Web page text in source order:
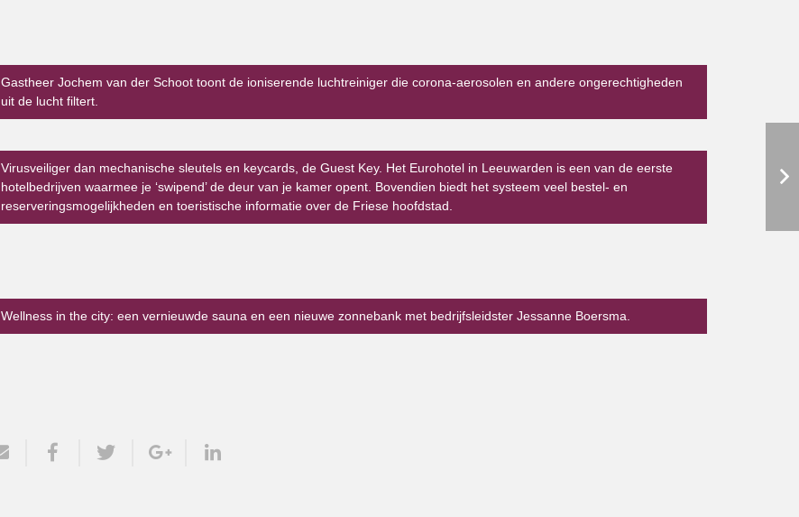
Gastheer Jochem van der Schoot toont de ioniserende luchtreiniger die corona-aerosolen en andere ongerechtigheden
uit de lucht filtert.
Virusveiliger dan mechanische sleutels en keycards, de Guest Key. Het Eurohotel in Leeuwarden is een van de eerste
hotelbedrijven waarmee je ‘swipend’ de deur van je kamer opent. Bovendien biedt het systeem veel bestel- en
reserveringsmogelijkheden en toeristische informatie over de Friese hoofdstad.
Wellness in the city: een vernieuwde sauna en een nieuwe zonnebank met bedrijfsleidster Jessanne Boersma.